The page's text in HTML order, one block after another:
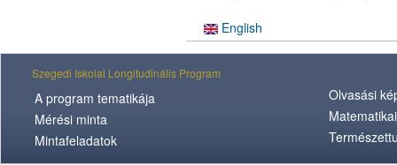
English
Szegedi Iskolai Longitudinális Program
A program tematikája
Mérési minta
Mintafeladatok
Olvasási